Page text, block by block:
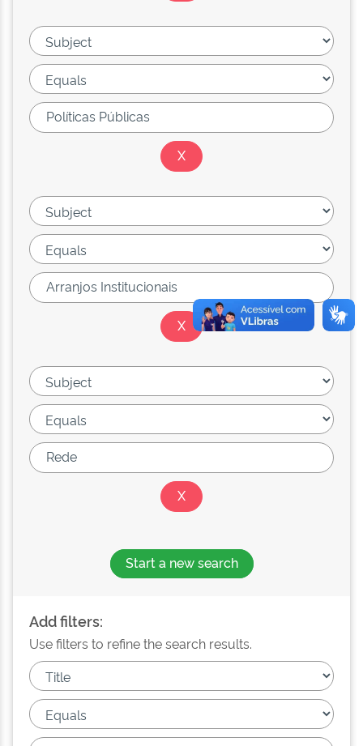
Start a new search
Add filters:
Use filters to refine the search results.